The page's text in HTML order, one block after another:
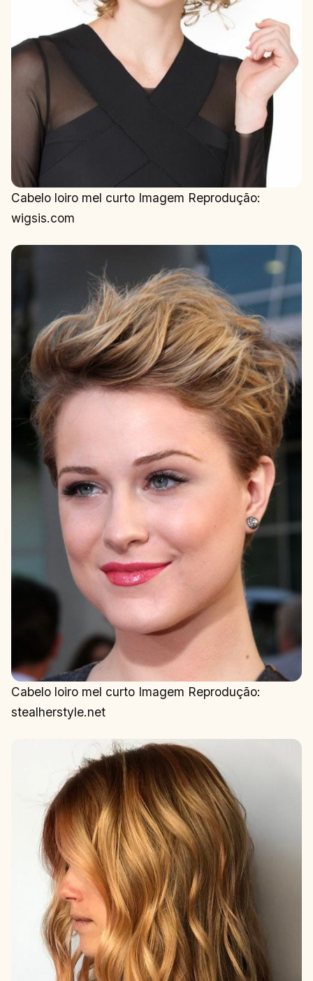
Cabelo loiro mel curto Imagem Reprodução:
wigsis.com
Cabelo loiro mel curto Imagem Reprodução:
stealherstyle.net